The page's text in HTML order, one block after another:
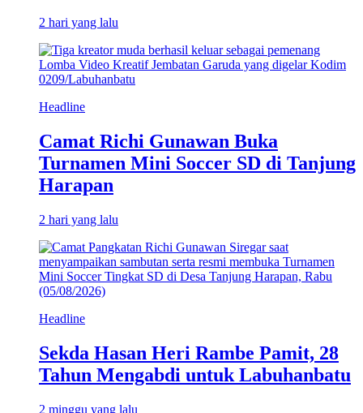
2 hari yang lalu
Headline
Camat Richi Gunawan Buka
Turnamen Mini Soccer SD di Tanjung
Harapan
2 hari yang lalu
Headline
Sekda Hasan Heri Rambe Pamit, 28
Tahun Mengabdi untuk Labuhanbatu
2 minggu yang lalu